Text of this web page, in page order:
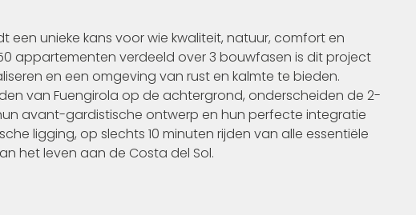
een unieke kans voor wie kwaliteit, natuur, comfort en
appartementen verdeeld over 3 bouwfasen is dit project
en een omgeving van rust en kalmte te bieden.
van Fuengirola op de achtergrond, onderscheiden de 2-
avant-gardistische ontwerp en hun perfecte integratie
ligging, op slechts 10 minuten rijden van alle essentiële
het leven aan de Costa del Sol.